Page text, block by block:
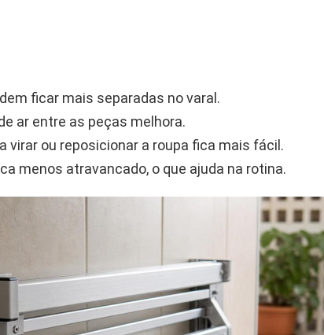
ficar mais separadas no varal.
ar entre as peças melhora.
virar ou reposicionar a roupa fica mais fácil.
menos atravancado, o que ajuda na rotina.